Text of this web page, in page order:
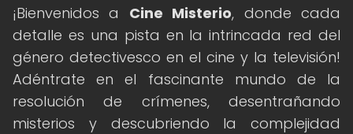
¡Bienvenidos a Cine Misterio, donde cada
detalle es una pista en la intrincada red del
género detectivesco en el cine y la televisión!
Adéntrate en el fascinante mundo de la
resolución de crímenes, desentrañando
misterios y descubriendo la complejidad